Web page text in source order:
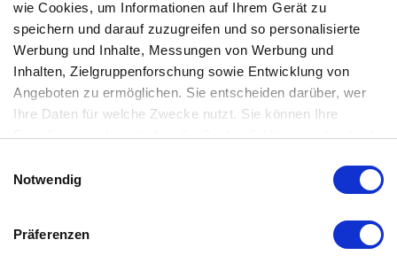
wie Cookies, um Informationen auf Ihrem Gerät zu
speichern und darauf zuzugreifen und so personalisierte
Werbung und Inhalte, Messungen von Werbung und
Inhalten, Zielgruppenforschung sowie Entwicklung von
Angeboten zu ermöglichen. Sie entscheiden darüber, wer
Ihre Daten für welche Zwecke nutzt. Sie können Ihre
Einwilligung jederzeit über die Cookie-Erklärung oder durch
widerrufen
Informationen über Ihre geografische Lage erfassen,
Notwendig
Präferenzen
KTM EXC Sixdays 2027
Einhundert XC
weiterlesen ›
KTM EXC Sixdays 2027 Einhundert XC
Modellnews
Ducati Desmo450 EDS
Enduro in Rot
Ducati Desmo450 EDS Enduro in Rot
3.4.2026
Modellnews